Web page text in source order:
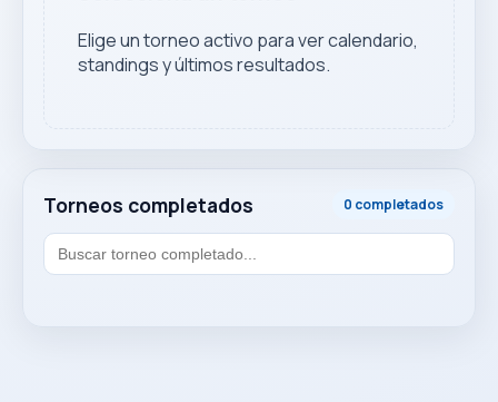
Torneos completados 0 completados
Elige un torneo activo para ver calendario,
standings y últimos resultados.